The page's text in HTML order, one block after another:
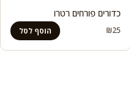
כדורים פורחים רטרו
₪25 הוסף לסל